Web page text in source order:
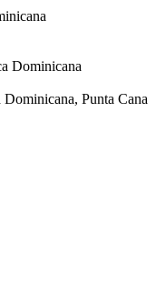
Dominicana
Punta Cana